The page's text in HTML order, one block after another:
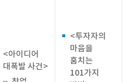
<아이디어
대폭발 사건>
<투자자의
마음을
훔치는
101가지